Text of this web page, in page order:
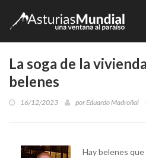
La soga de la
belenes
16/12/2023 porEduardo Madroñal
Hay belenes que